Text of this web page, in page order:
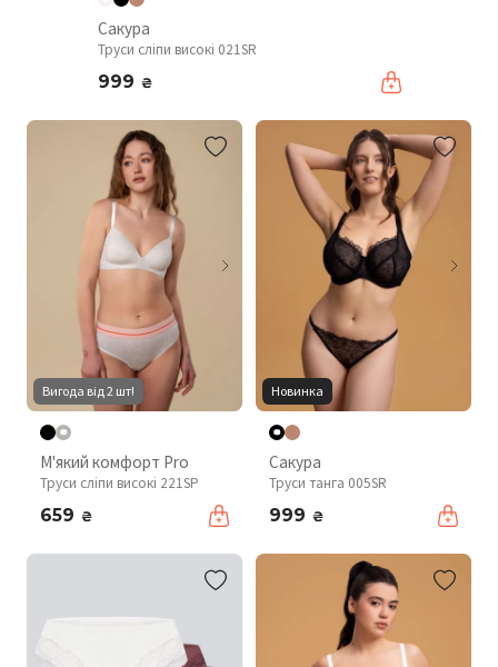
Сакура
Труси сліпи високі 021SR
999 ₴
Вигода від 2 шт!
М'який комфорт Pro
Труси сліпи високі 221SP
659 ₴
Новинка
Сакура
Труси танга 005SR
999 ₴